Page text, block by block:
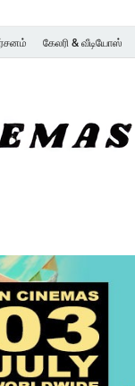
கேலரி & வீடியோஸ்